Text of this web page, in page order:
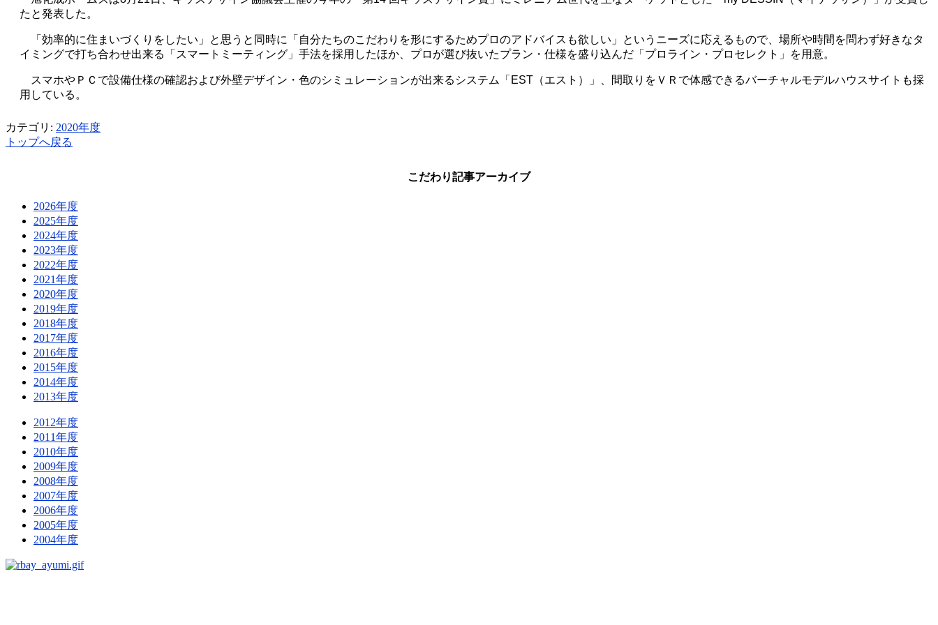
たと発表した。
「効率的に住まいづくりをしたい」と思うと同時に「自分たちのこだわりを形にするためプロのアドバイスも欲しい」というニーズに応えるもので、場所や時間を問わず好きなタ
イミングで打ち合わせ出来る「スマートミーティング」手法を採用したほか、プロが選び抜いたプラン・仕様を盛り込んだ「プロライン・プロセレクト」を用意。
スマホやＰＣで設備仕様の確認および外壁デザイン・色のシミュレーションが出来るシステム「 EST （エスト）」、間取りをＶＲで体感できるバーチャルモデルハウスサイトも採
用している。
カテゴリ: 2020年度
トップへ戻る
こだわり記事アーカイブ
2026年度
2025年度
2024年度
2023年度
2022年度
2021年度
2020年度
2019年度
2018年度
2017年度
2016年度
2015年度
2014年度
2013年度
2012年度
2011年度
2010年度
2009年度
2008年度
2007年度
2006年度
2005年度
2004年度